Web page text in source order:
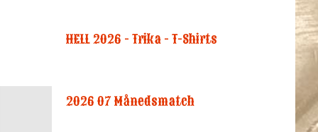
HELL 2026 - Trika - T-Shirts
2026 07 Månedsmatch